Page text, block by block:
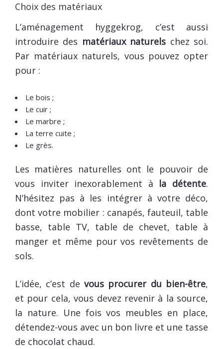
Choix des matériaux
L’aménagement hyggekrog, c’est aussi
introduire des matériaux naturels chez soi.
Par matériaux naturels, vous pouvez opter
pour :
Le bois ;
Le cuir ;
Le marbre ;
La terre cuite ;
Le grès.
Les matières naturelles ont le pouvoir de
vous inviter inexorablement à la détente.
N’hésitez pas à les intégrer à votre déco,
dont votre mobilier : canapés, fauteuil, table
basse, table TV, table de chevet, table à
manger et même pour vos revêtements de
sols.
L’idée, c’est de vous procurer du bien-être,
et pour cela, vous devez revenir à la source,
la nature. Une fois vos meubles en place,
détendez-vous avec un bon livre et une tasse
de chocolat chaud.